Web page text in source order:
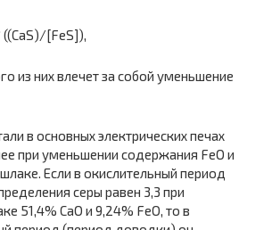
[FeS]),
из них влечет за собой уменьшение
в основных электрических печах
при уменьшении содержания FeO и
Если в окислительный период
серы равен 3,3 при
51,4% СаО и 9,24% FeO, то в